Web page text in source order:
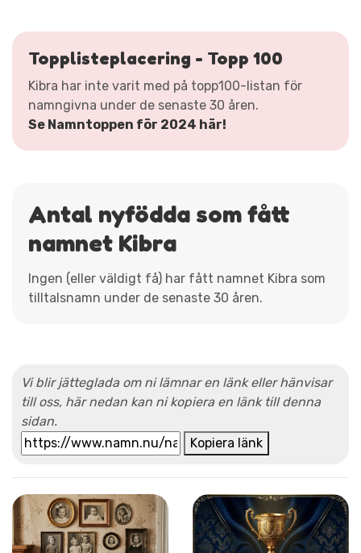
Topplisteplacering - Topp 100
Kibra har inte varit med på topp100-listan för
namngivna under de senaste 30 åren.
Se Namntoppen för 2024 här!
Antal nyfödda som fått
namnet Kibra
Ingen (eller väldigt få) har fått namnet Kibra som
tilltalsnamn under de senaste 30 åren.
Vi blir jätteglada om ni lämnar en länk eller hänvisar
till oss, här nedan kan ni kopiera en länk till denna
sidan.
Kopiera länk